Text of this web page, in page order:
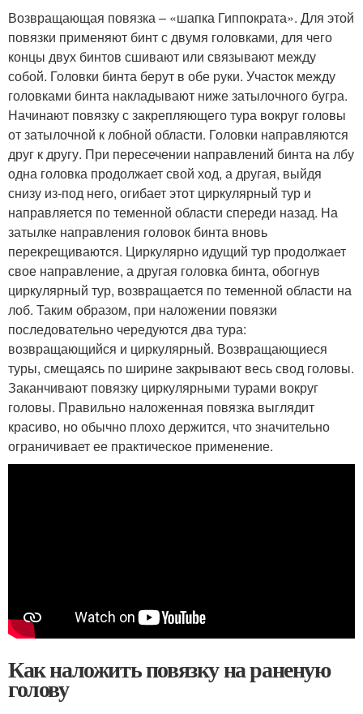
Возвращающая повязка – «шапка Гиппократа». Для этой
повязки применяют бинт с двумя головками, для чего
концы двух бинтов сшивают или связывают между
собой. Головки бинта берут в обе руки. Участок между
головками бинта накладывают ниже затылочного бугра.
Начинают повязку с закрепляющего тура вокруг головы
от затылочной к лобной области. Головки направляются
друг к другу. При пересечении направлений бинта на лбу
одна головка продолжает свой ход, а другая, выйдя
снизу из-под него, огибает этот циркулярный тур и
направляется по теменной области спереди назад. На
затылке направления головок бинта вновь
перекрещиваются. Циркулярно идущий тур продолжает
свое направление, а другая головка бинта, обогнув
циркулярный тур, возвращается по теменной области на
лоб. Таким образом, при наложении повязки
последовательно чередуются два тура:
возвращающийся и циркулярный. Возвращающиеся
туры, смещаясь по ширине закрывают весь свод головы.
Заканчивают повязку циркулярными турами вокруг
головы. Правильно наложенная повязка выглядит
красиво, но обычно плохо держится, что значительно
ограничивает ее практическое применение.
Как наложить повязку на раненую
голову